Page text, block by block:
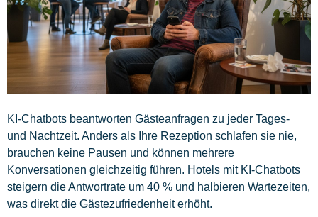
KI-Chatbots beantworten Gästeanfragen zu jeder Tages-
und Nachtzeit. Anders als Ihre Rezeption schlafen sie nie,
brauchen keine Pausen und können mehrere
Konversationen gleichzeitig führen. Hotels mit KI-Chatbots
steigern die Antwortrate um 40 % und halbieren Wartezeiten,
was direkt die Gästezufriedenheit erhöht.